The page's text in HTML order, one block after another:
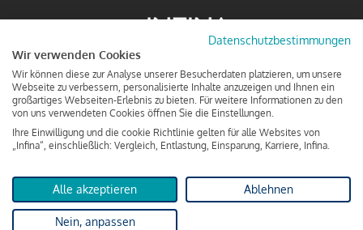
Datenschutzbestimmungen
Wir verwenden Cookies
Wir können diese zur Analyse unserer Besucherdaten platzieren, um unsere
Webseite zu verbessern, personalisierte Inhalte anzuzeigen und Ihnen ein
großartiges Webseiten-Erlebnis zu bieten. Für weitere Informationen zu den
von uns verwendeten Cookies öffnen Sie die Einstellungen.
Ihre Einwilligung und die cookie Richtlinie gelten für alle Websites von
„Infina“, einschließlich: Vergleich, Entlastung, Einsparung, Karriere, Infina.
Alle akzeptieren Ablehnen
Nein, anpassen